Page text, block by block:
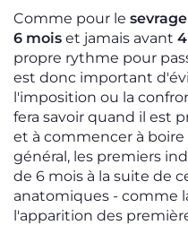
Comme pour le sevrage
6 mois et jamais avant
propre rythme pour
est donc important
l'imposition ou la
fera savoir quand il est
et à commencer à
général, les premiers
de 6 mois à la suite de
anatomiques - comme
l'apparition des